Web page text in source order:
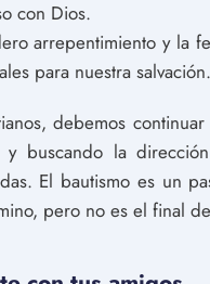
con Dios.
arrepentimiento y la
para nuestra salvación.
debemos
y buscando la
El bautismo es un
pero no es el final